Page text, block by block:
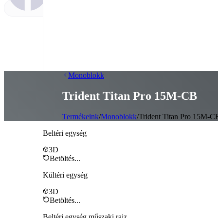
Monoblokk
Trident Titan Pro 15M‑CB
Termékeink/Monoblokk/Trident Titan Pro 15M-
Beltéri egység
3D
Betöltés...
Kültéri egység
3D
Betöltés...